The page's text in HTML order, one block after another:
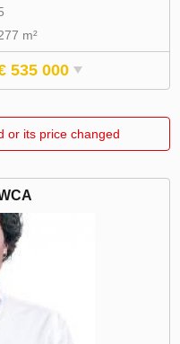
m²
535 000
or its price changed